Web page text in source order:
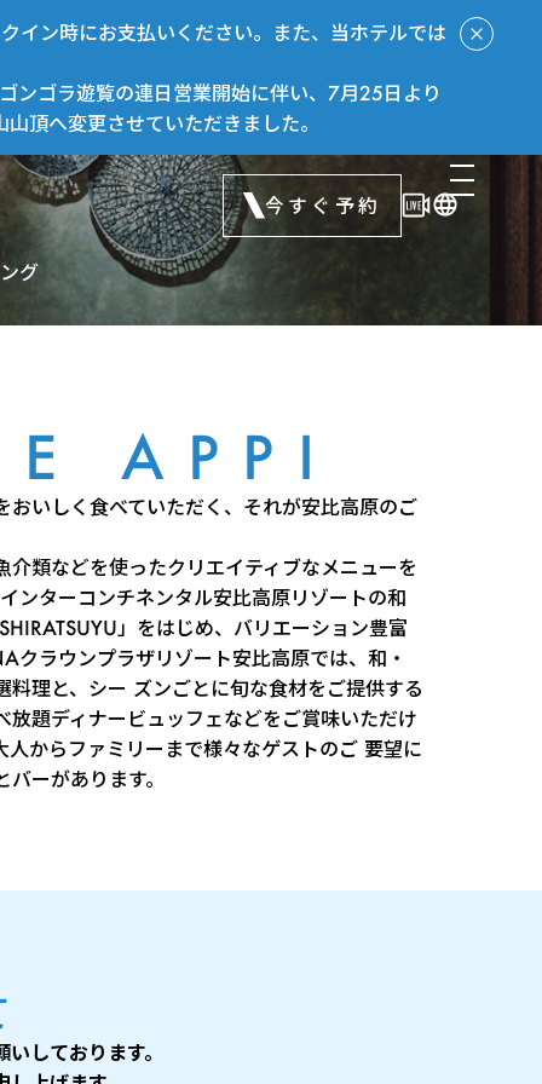
イン時にお支払いください。また、当ホテルでは
ンゴラ遊覧の連日営業開始に伴い、7月25日より
頂へ変更させていただきました。
今すぐ予約
グ
APPI
おいしく食べていただく、それが安比高原のご
介類などを使ったクリエイティブなメニューを
ンターコンチネンタル安比高原リゾートの和
」をはじめ、バリエーション豊富
クラウンプラザリゾート安比高原では、和・
料理と、シー ズンごとに旬な食材をご提供する
放題ディナービュッフェなどをご賞味いただけ
人からファミリーまで様々なゲストのご 要望に
ーがあります。
しております。